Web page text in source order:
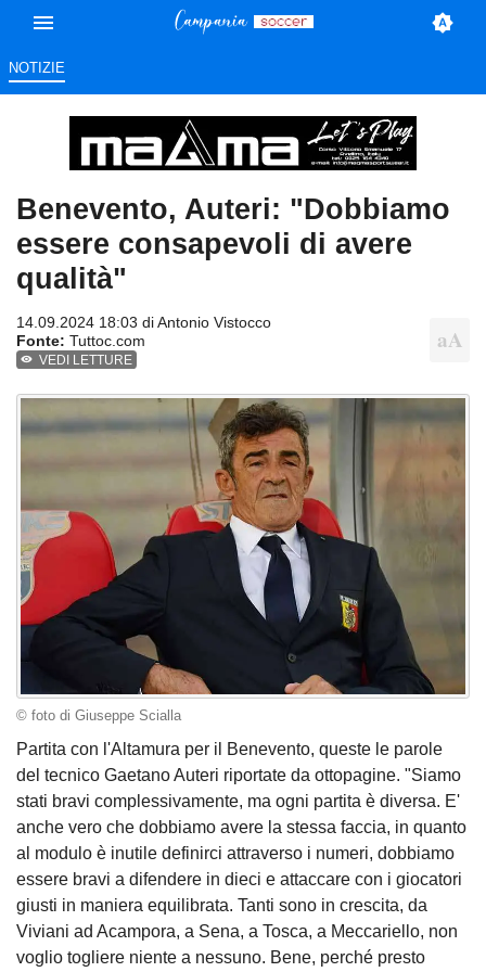
NOTIZIE
Benevento, Auteri: "Dobbiamo
essere consapevoli di avere
qualità"
14.09.2024 18:03 diAntonio Vistocco
Fonte: Tuttoc.com
VEDI LETTURE
© foto di Giuseppe Scialla
Partita con l'Altamura per il Benevento, queste le parole
del tecnico Gaetano Auteri riportate da ottopagine. "Siamo
stati bravi complessivamente, ma ogni partita è diversa. E'
anche vero che dobbiamo avere la stessa faccia, in quanto
al modulo è inutile definirci attraverso i numeri, dobbiamo
essere bravi a difendere in dieci e attaccare con i giocatori
giusti in maniera equilibrata. Tanti sono in crescita, da
Viviani ad Acampora, a Sena, a Tosca, a Meccariello, non
voglio togliere niente a nessuno. Bene, perché presto